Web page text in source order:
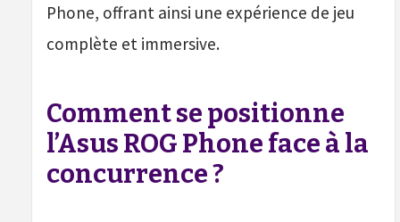
Phone, offrant ainsi une expérience de jeu
complète et immersive.
Comment se positionne
l’Asus ROG Phone face à la
concurrence ?